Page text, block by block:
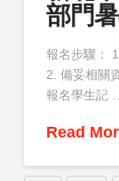
部門
報名步驟：
2. 備妥相關
報名學生記 …
Read